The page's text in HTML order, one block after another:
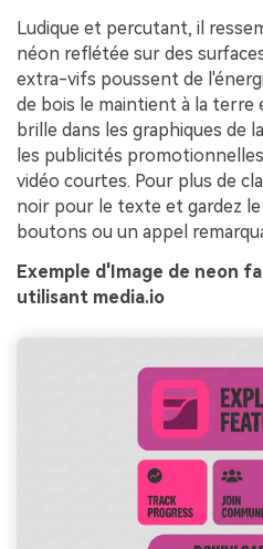
Ludique et percutant, il
néon reflétée sur des
extra-vifs poussent de
de bois le maintient à la terre
brille dans les graphiques de
les publicités
vidéo courtes. Pour plus de
noir pour le texte et gardez
boutons ou un appel
Exemple d'Image de neon
utilisant media.io